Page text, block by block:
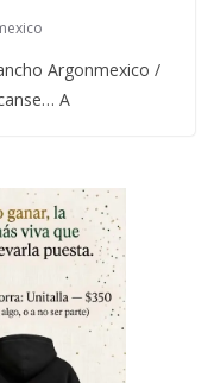
Argonmexico /
A